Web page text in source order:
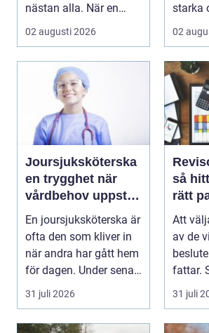
nästan alla. När en
stad, park elle...
02 augusti 2026
starka
02
Joursjuksköterska
en trygghet när
vårdbehov uppstår
dygnet runt
En joursjuksköterska är
ofta den som kliver in
när andra har gått hem
för dagen. Under sena
kvällar,...
31 juli 2026
så
rätt
trygg
Att
av de
fattar.
31 juli